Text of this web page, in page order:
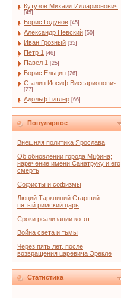
Кутузов Михаил Илларионович
[45]
Борис Годунов [45]
Александр Невский [50]
Иван Грозный [35]
Петр 1 [46]
Павел 1 [25]
Борис Ельцин [26]
Сталин Иосиф Виссарионович
[27]
Адольф Гитлер [66]
Популярное
Внешняя политика Ярослава
Об обновлении города Мцбина;
наречение имени Санатруку и его
смерть
Софисты и софизмы
Люций Тарквиний Старший –
пятый римский царь
Сроки реализации котят
Война света и тьмы
Через пять лет, после
возвращения царевича Эрекле
Статистика